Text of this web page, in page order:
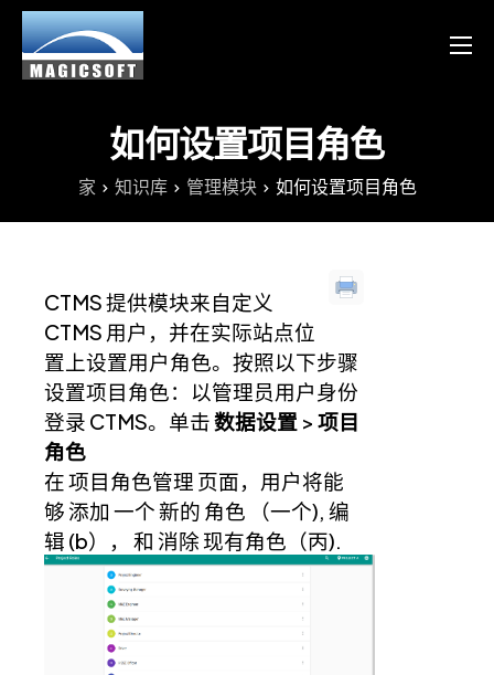
产品
资源
English
如何设置项目角色
家 知识库 管理模块 如何设置项目角色
CTMS 提供模块来自定义
CTMS 用户，并在实际站点位
置上设置用户角色。按照以下步骤
设置项目角色：以管理员用户身份
登录 CTMS。单击数据设置 > 项目
角色
在项目角色管理 页面，用户将能
够 添加 一个新的 角色 （一个), 编
辑 (b）， 和 消除现有角色（丙).